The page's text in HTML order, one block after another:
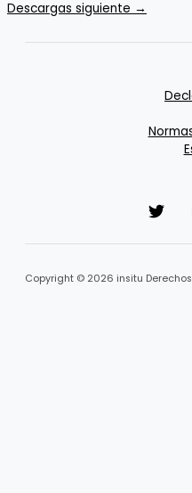
Descargas siguiente →
Copyright © 2026 insitu